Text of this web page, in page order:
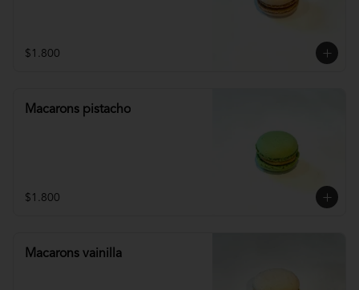
$1.800
Macarons pistacho
$1.800
Macarons vainilla